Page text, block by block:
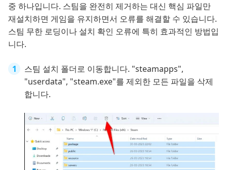
중 하나입니다. 스팀을 완전히 제거하는 대신 핵심 파일만
재설치하면 게임을 유지하면서 오류를 해결할 수 있습니다.
스팀 무한 로딩이나 설치 확인 오류에 특히 효과적인 방법입
니다.
스팀 설치 폴더로 이동합니다. "steamapps",
"userdata", "steam.exe"를 제외한 모든 파일을 삭제
합니다.